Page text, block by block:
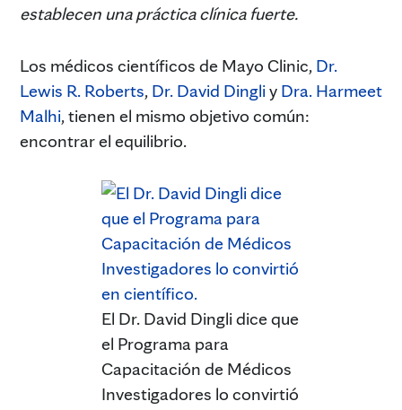
establecen una práctica clínica fuerte.
Los médicos científicos de Mayo Clinic, Dr.
Lewis R. Roberts, Dr. David Dingliy Dra. Harmeet
Malhi, tienen el mismo objetivo común:
encontrar el equilibrio.
El Dr. David Dingli dice que
el Programa para
Capacitación de Médicos
Investigadores lo convirtió